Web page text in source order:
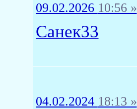
09.02.2026 10:56 »
Санек33
04.02.2024 18:13 »